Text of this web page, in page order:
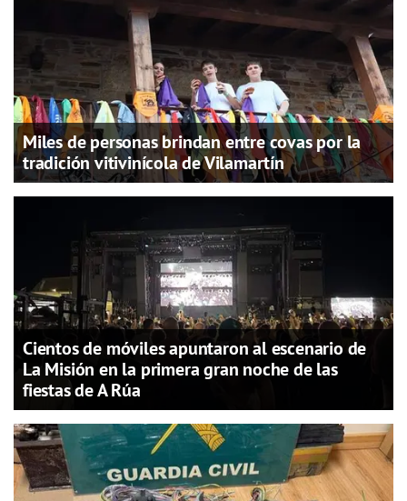
Miles de personas brindan entre covas por la
tradición vitivinícola de Vilamartín
Cientos de móviles apuntaron al escenario de
La Misión en la primera gran noche de las
fiestas de A Rúa